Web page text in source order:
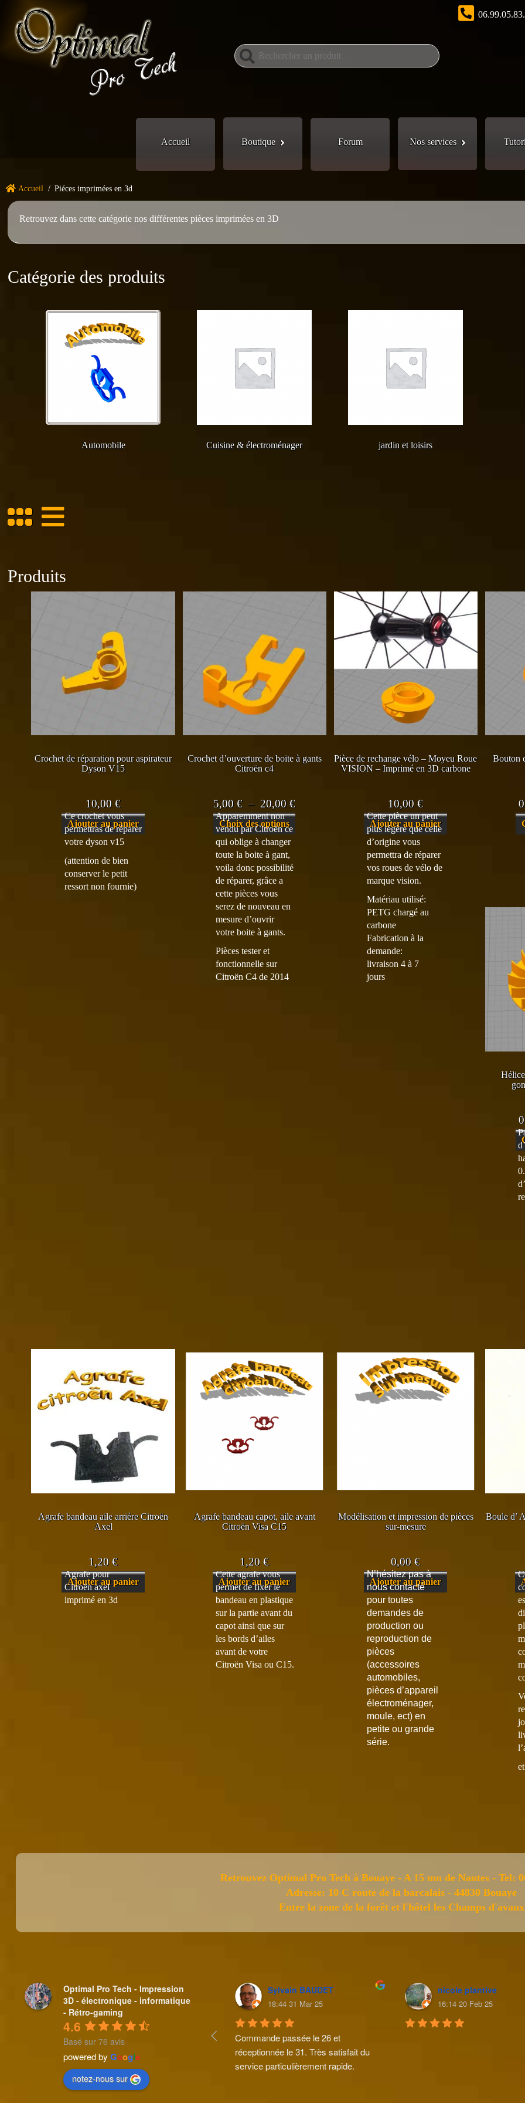
Accueil Boutique Forum Nos services
Accueil / Piéces imprimées en 3d
Retrouvez dans cette catégorie nos différentes pièces imprimées en 3D
Catégorie des produits
Automobile Cuisine & électroménager jardin et loisirs
Produits
Crochet de réparation pour aspirateur
Dyson V15
10,00€
Ajouter au panier
Ce crochet vous
permettras de réparer
votre dyson v15
(attention de bien
conserver le petit
ressort non fournie)
Crochet d’ouverture de boite à gants
Citroën c4
5,00€ – 20,00€Plage
de
prix :
Choix des options
produit
Apparemment non
vendu par Citroën ce
qui oblige à changer
toute la boite à gant,
voila donc possibilité
de réparer, grâce a
cette pièces vous
serez de nouveau en
mesure d’ouvrir
votre boite à gants.
Pièces tester et
fonctionnelle sur
Citroën C4 de 2014
Pièce de rechange vélo – Moyeu Roue
VISION – Imprimé en 3D carbone
10,00€
Ajouter au panier
Cette pièce un peut
plus légère que celle
d’origine vous
permettra de réparer
vos roues de vélo de
marque vision.
Matériau utilisé:
PETG chargé au
carbone
Fabrication à la
demande:
livraison 4 à 7
jours
Bouton
Agrafe bandeau aile arrière Citroën
Axel
1,20€
Ajouter au panier
Agrafe pour
Citroën axel
imprimé en 3d
Agrafe bandeau capot, aile avant
Citroën Visa C15
1,20€
Ajouter au panier
Cette agrafe vous
permet de fixer le
bandeau en plastique
sur la partie avant du
capot ainsi que sur
les bords d’ailes
avant de votre
Citroën Visa ou C15.
Modélisation et impression de pièces
sur-mesure
0,00€
Ajouter au panier
N’hésitez pas à
nous contacté
pour toutes
demandes de
production ou
reproduction de
pièces
(accessoires
automobiles,
pièces d’appareil
électroménager,
moule, ect) en
petite ou grande
série.
Boule d’
Retrouvez Optimal Pro Tech à Bouaye - A 15 mn de Nantes - Tel:
Adresse: 10 C route de la barcalais - 44830 Bouaye
Entre la zone de la forêt et l'hôtel les Champs d'avaux
Optimal Pro Tech - Impression
3D - électronique - informatique
- Rétro-gaming
4.6
Basé sur 76 avis
powered by Google
notez-nous sur
Sylvain BAUDET
18:44 31 Mar 25
Commande passée le 26 et
réceptionnée le 31. Très satisfait du
service particulièrement rapide.
nicole plantive
16:14 20 Feb 25